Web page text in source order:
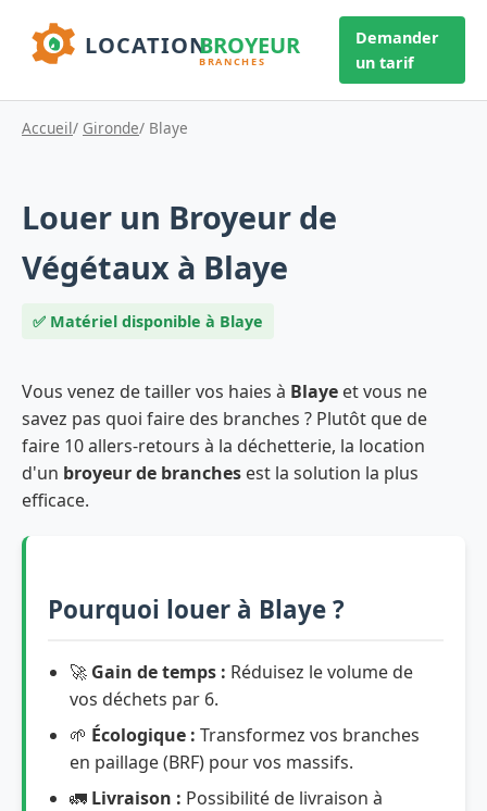
Demander
un tarif
Accueil/ Gironde/ Blaye
Louer un Broyeur de
Végétaux à Blaye
✅ Matériel disponible à Blaye
Vous venez de tailler vos haies à Blaye et vous ne
savez pas quoi faire des branches ? Plutôt que de
faire 10 allers-retours à la déchetterie, la location
d'un broyeur de branches est la solution la plus
efficace.
Pourquoi louer à Blaye ?
🚀 Gain de temps : Réduisez le volume de
vos déchets par 6.
🌱 Écologique : Transformez vos branches
en paillage (BRF) pour vos massifs.
🚛 Livraison : Possibilité de livraison à